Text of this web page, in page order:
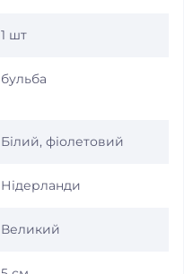
1 шт
бульба
Білий, фіолетовий
Нідерланди
Великий